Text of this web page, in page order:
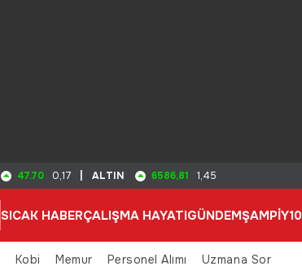
47.70 0,17 ALTIN 6586,81 1,45
SICAK HABERÇALIŞMA HAYATIGÜNDEMŞAMPİY10
Kobi Memur Personel Alımı Uzmana Sor